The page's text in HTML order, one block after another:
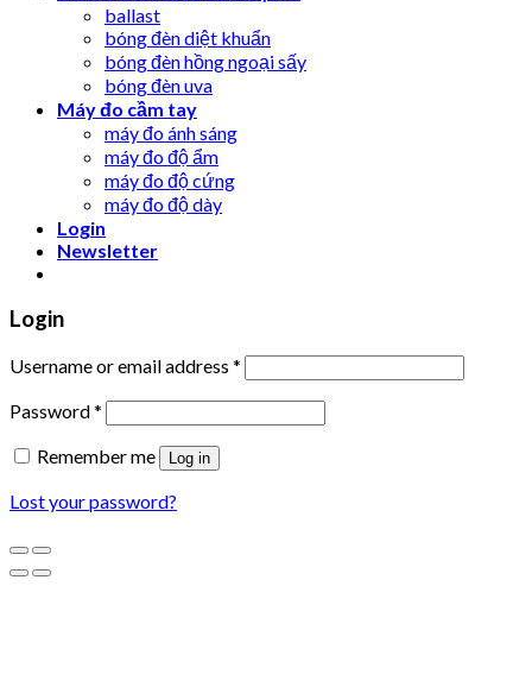
ballast
bóng đèn diệt khuẩn
bóng đèn hồng ngoại sấy
bóng đèn uva
Máy đo cầm tay
máy đo ánh sáng
máy đo độ ẩm
máy đo độ cứng
máy đo độ dày
Login
Newsletter
Login
Username or email address *
Password*
Remember me
Log in
Lost your password?